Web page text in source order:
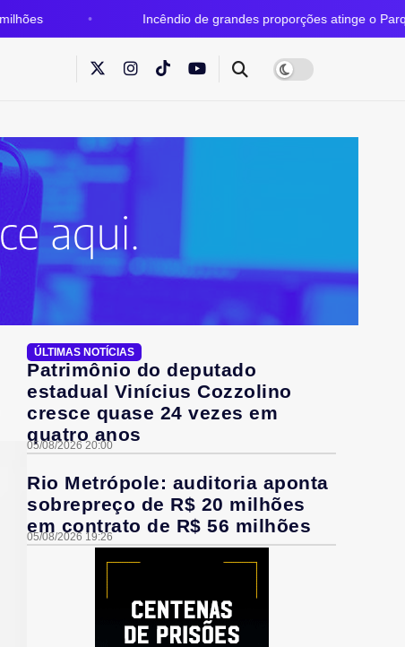
Incêndio de grandes proporções atinge o Parque Estadual
ÚLTIMAS NOTÍCIAS
Patrimônio do deputado
estadual Vinícius Cozzolino
cresce quase 24 vezes em
quatro anos
05/08/2026 20:00
Rio Metrópole: auditoria aponta
sobrepreço de R$ 20 milhões
em contrato de R$ 56 milhões
05/08/2026 19:26